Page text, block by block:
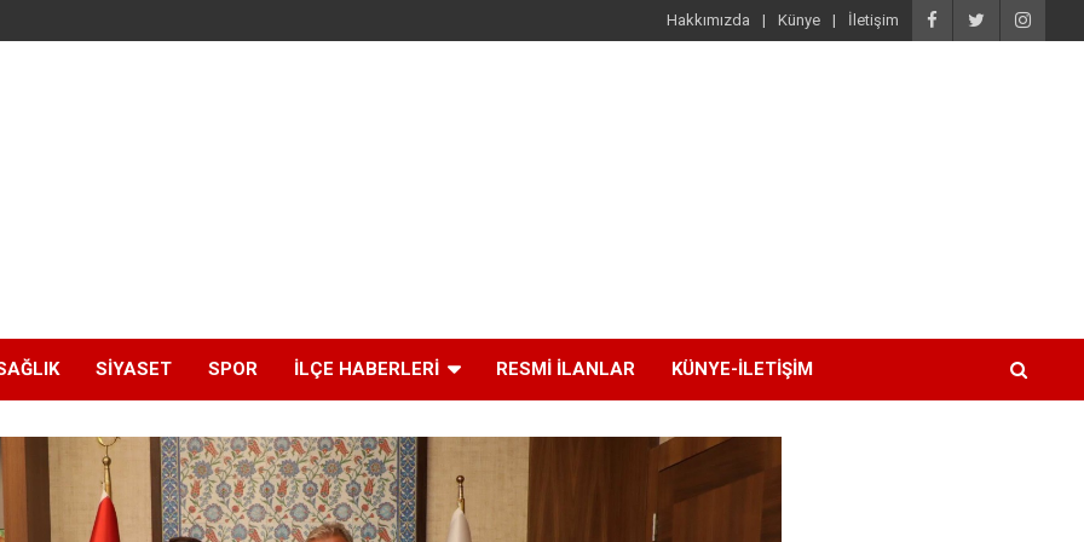
Hakkımızda Künye İletişim
SIYASET SPOR İLÇE HABERLERI RESMI İLANLAR KÜNYE-İLETIŞIM